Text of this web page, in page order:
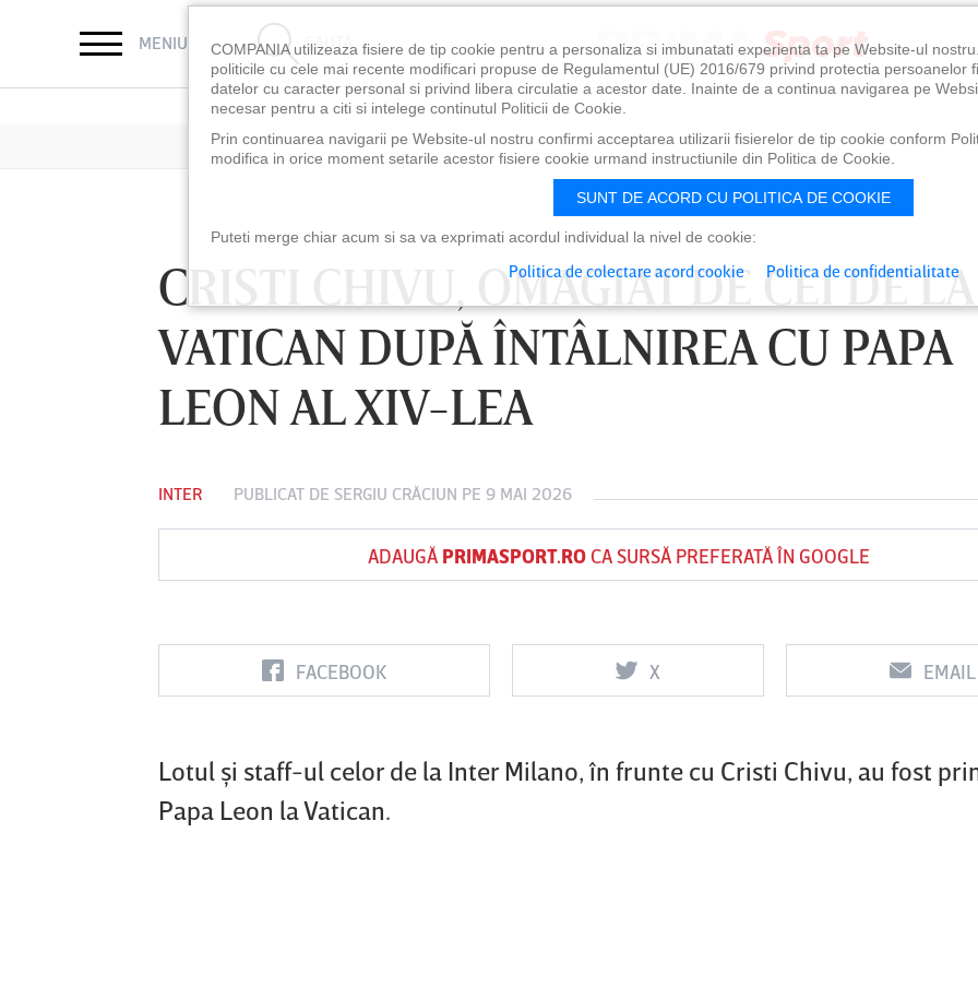
MENIU CAUTĂ
CRISTI CHIVU, OMAGIAT DE CEI DE LA
VATICAN DUPĂ ÎNTÂLNIREA CU PAPA
LEON AL XIV-LEA
INTER PUBLICAT DE SERGIU CRĂCIUN PE 9 MAI 2026
ADAUGĂ PRIMASPORT.ROCA SURSĂ PREFERATĂ ÎN GOOGLE
FACEBOOK X EMAIL
Lotul şi staff-ul celor de la Inter Milano, în frunte cu Cristi Chivu, au fost
Papa Leon la Vatican.
FC Botoşani
Vs
Corvinul
Hunedoara
Sepsi OSK Sf
Vs
FCSB UTA Arad
0
Vs
Rapid
0
COMPANIA utilizeaza fisiere de tip cookie pentru a personaliza si imbunatati experienta ta pe Website-ul
politicile cu cele mai recente modificari propuse de Regulamentul (UE) 2016/679 privind protectia persoanelor
datelor cu caracter personal si privind libera circulatie a acestor date. Inainte de a continua navigarea pe
necesar pentru a citi si intelege continutul Politicii de Cookie.
Prin continuarea navigarii pe Website-ul nostru confirmi acceptarea utilizarii fisierelor de tip cookie conform
modifica in orice moment setarile acestor fisiere cookie urmand instructiunile din Politica de Cookie.
SUNT DE ACORD CU POLITICA DE COOKIE
Puteti merge chiar acum si sa va exprimati acordul individual la nivel de cookie:
Politica de colectare acord cookie Politica de confidentialitate